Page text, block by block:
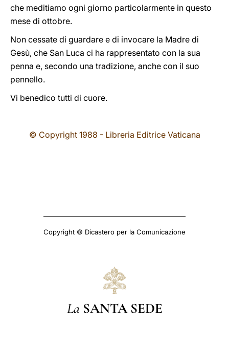
che meditiamo ogni giorno particolarmente in questo
mese di ottobre.
Non cessate di guardare e di invocare la Madre di
Gesù, che San Luca ci ha rappresentato con la sua
penna e, secondo una tradizione, anche con il suo
pennello.
Vi benedico tutti di cuore.
© Copyright 1988 - Libreria Editrice Vaticana
Copyright © Dicastero per la Comunicazione
La SANTA SEDE